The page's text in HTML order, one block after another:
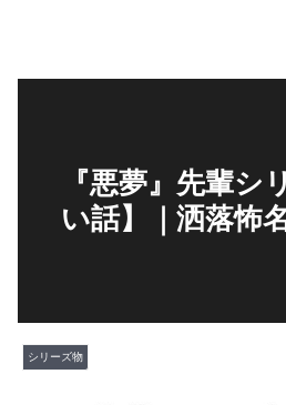
『悪夢』先輩シ
い話】｜洒落怖
シリーズ物